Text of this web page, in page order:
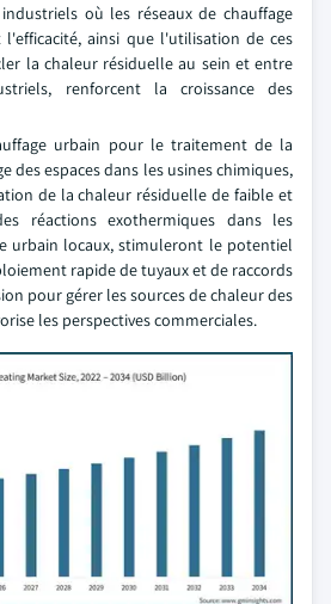
où les réseaux de chauffage
l'efficacité, ainsi que l'utilisation de ces
la chaleur résiduelle au sein et entre
renforcent la croissance des
urbain pour le traitement de la
des espaces dans les usines chimiques,
de la chaleur résiduelle de faible et
réactions exothermiques dans les
urbain locaux, stimuleront le potentiel
rapide de tuyaux et de raccords
pour gérer les sources de chaleur des
les perspectives commerciales.